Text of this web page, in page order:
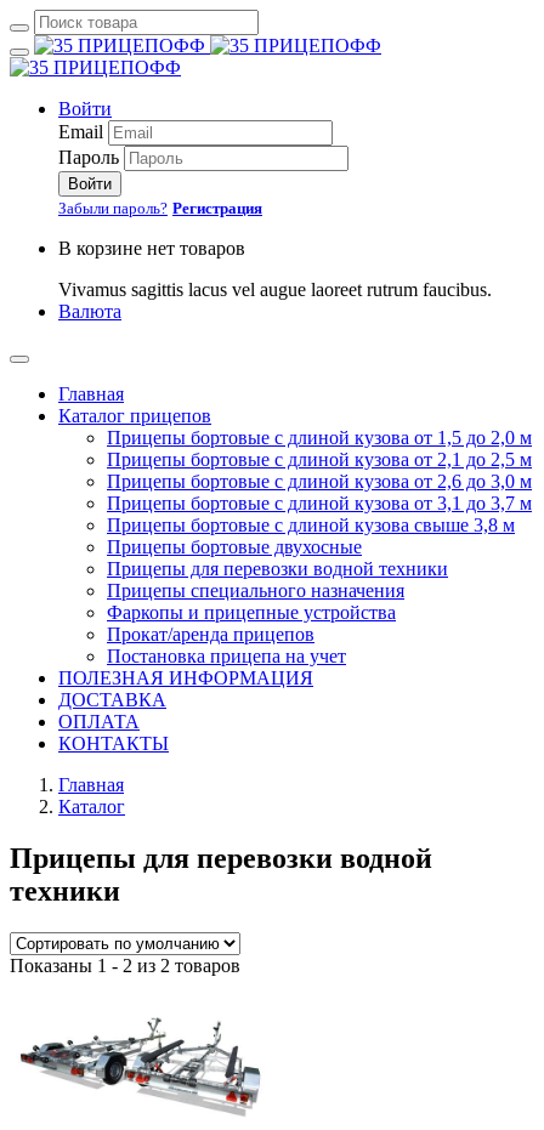
Войти
Email
Пароль
Войти
Забыли пароль? Регистрация
В корзине нет товаров
Vivamus sagittis lacus vel augue laoreet rutrum faucibus.
Валюта
Главная
Каталог прицепов
Прицепы бортовые с длиной кузова от 1,5 до 2,0 м
Прицепы бортовые с длиной кузова от 2,1 до 2,5 м
Прицепы бортовые с длиной кузова от 2,6 до 3,0 м
Прицепы бортовые с длиной кузова от 3,1 до 3,7 м
Прицепы бортовые с длиной кузова свыше 3,8 м
Прицепы бортовые двухосные
Прицепы для перевозки водной техники
Прицепы специального назначения
Фаркопы и прицепные устройства
Прокат/аренда прицепов
Постановка прицепа на учет
ПОЛЕЗНАЯ ИНФОРМАЦИЯ
ДОСТАВКА
ОПЛАТА
КОНТАКТЫ
Главная
Каталог
Прицепы для перевозки водной
техники
Показаны 1 - 2 из 2 товаров